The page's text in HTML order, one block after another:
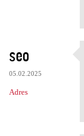
seo
05.02.2025
Adres